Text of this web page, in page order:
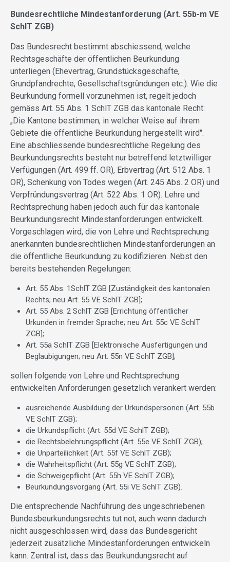
Bundesrechtliche Mindestanforderung (Art. 55b-m VE
SchlT ZGB)
Das Bundesrecht bestimmt abschiessend, welche
Rechtsgeschäfte der öffentlichen Beurkundung
unterliegen (Ehevertrag, Grundstücksgeschäfte,
Grundpfandrechte, Gesellschaftsgründungen etc.). Wie die
Beurkundung formell vorzunehmen ist, regelt jedoch
gemäss Art. 55 Abs. 1 SchlT ZGB das kantonale Recht:
„Die Kantone bestimmen, in welcher Weise auf ihrem
Gebiete die öffentliche Beurkundung hergestellt wird".
Eine abschliessende bundesrechtliche Regelung des
Beurkundungsrechts besteht nur betreffend letztwilliger
Verfügungen (Art. 499 ff. OR), Erbvertrag (Art. 512 Abs. 1
OR), Schenkung von Todes wegen (Art. 245 Abs. 2 OR) und
Verpfründungsvertrag (Art. 522 Abs. 1 OR). Lehre und
Rechtsprechung haben jedoch auch für das kantonale
Beurkundungsrecht Mindestanforderungen entwickelt.
Vorgeschlagen wird, die von Lehre und Rechtsprechung
anerkannten bundesrechtlichen Mindestanforderungen an
die öffentliche Beurkundung zu kodifizieren. Nebst den
bereits bestehenden Regelungen:
Art. 55 Abs. 1SchlT ZGB [Zuständigkeit des kantonalen
Rechts; neu Art. 55 VE SchlT ZGB];
Art. 55 Abs. 2 SchlT ZGB [Errichtung öffentlicher
Urkunden in fremder Sprache; neu Art. 55c VE SchlT
ZGB];
Art. 55a SchlT ZGB [Elektronische Ausfertigungen und
Beglaubigungen; neu Art. 55n VE SchlT ZGB];
sollen folgende von Lehre und Rechtsprechung
entwickelten Anforderungen gesetzlich verankert werden:
ausreichende Ausbildung der Urkundspersonen (Art. 55b
VE SchlT ZGB);
die Urkundspflicht (Art. 55d VE SchlT ZGB);
die Rechtsbelehrungspflicht (Art. 55e VE SchlT ZGB);
die Unparteilichkeit (Art. 55f VE SchlT ZGB);
die Wahrheitspflicht (Art. 55g VE SchlT ZGB);
die Schweigepflicht (Art. 55h VE SchlT ZGB);
Beurkundungsvorgang (Art. 55i VE SchlT ZGB).
Die entsprechende Nachführung des ungeschriebenen
Bundesbeurkundungsrechts tut not, auch wenn dadurch
nicht ausgeschlossen wird, dass das Bundesgericht
jederzeit zusätzliche Mindestanforderungen entwickeln
kann. Zentral ist, dass das Beurkundungsrecht auf